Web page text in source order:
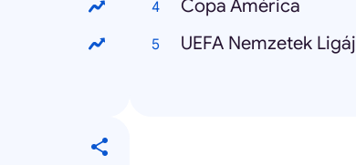
Copa América
UEFA Nemzetek